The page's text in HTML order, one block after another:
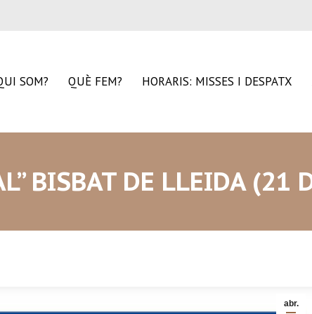
SOM? QUÈ FEM? HORARIS: MISSES I DESPATX
BISBAT DE LLEIDA (21
abr.